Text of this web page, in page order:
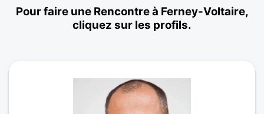
Pour faire une Rencontre à Ferney-Voltaire,
cliquez sur les profils.